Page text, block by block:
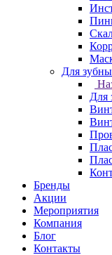
Для
Для
Бренды
Акции
Мероприятия
Компания
Блог
Контакты